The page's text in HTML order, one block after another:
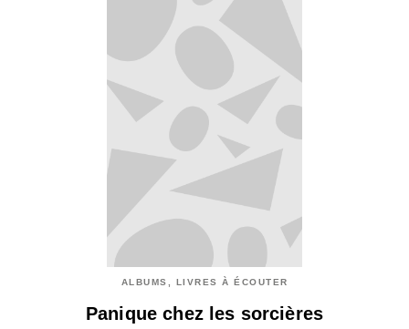
ALBUMS, LIVRES À ÉCOUTER
Panique chez les sorcières